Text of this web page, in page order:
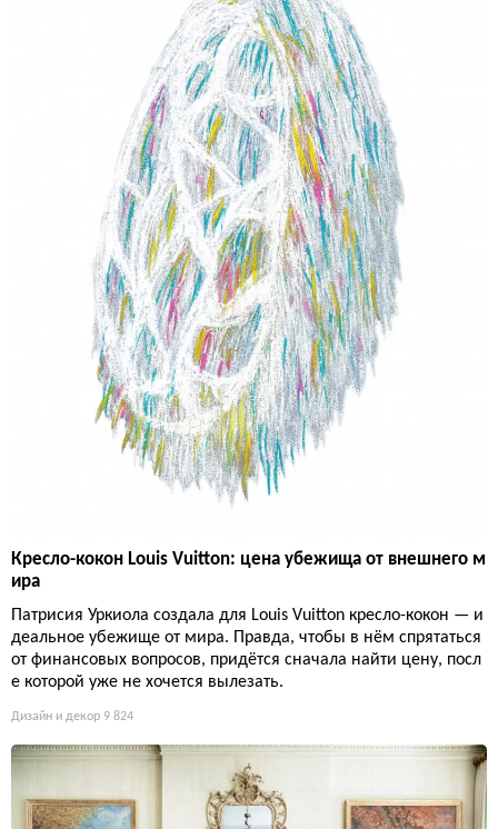
Кресло-кокон Louis Vuitton: цена убежища от внешнего м
ира
Патрисия Уркиола создала для Louis Vuitton кресло-кокон — и
деальное убежище от мира. Правда, чтобы в нём спрятаться
от финансовых вопросов, придётся сначала найти цену, посл
е которой уже не хочется вылезать.
Дизайн и декор 9 824